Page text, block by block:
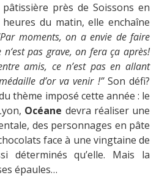
près de Soissons en
heures du matin, elle enchaîne
moments, on a envie de faire
pas grave, on fera ça après!
amis, ce n’est pas en allant
d’or va venir !”Son défi?
thème imposé cette année : le
Océane devra réaliser une
des personnages en pâte
face à une vingtaine de
déterminés qu’elle. Mais la
épaules…